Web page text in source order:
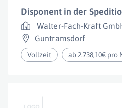
Disponent in der
Walter-Fach-Kraft
Guntramsdorf
Vollzeit ab 2.738,10€ pro